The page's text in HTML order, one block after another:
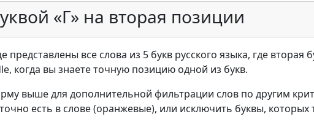
«Г» на вторая позиции
представлены все слова из 5 букв русского языка, где вторая
когда вы знаете точную позицию одной из букв.
выше для дополнительной фильтрации слов по другим
есть в слове (оранжевые), или исключить буквы, которых